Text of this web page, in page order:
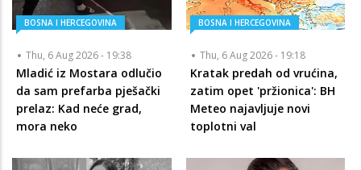
BOSNA I HERCEGOVINA
Thu, 6 Aug 2026 - 19:38
Mladić iz Mostara odlučio
da sam prefarba pješački
prelaz: Kad neće grad,
mora neko
BOSNA I HERCEGOVINA
Thu, 6 Aug 2026 - 19:18
Kratak predah od vrućina,
zatim opet 'pržionica': BH
Meteo najavljuje novi
toplotni val